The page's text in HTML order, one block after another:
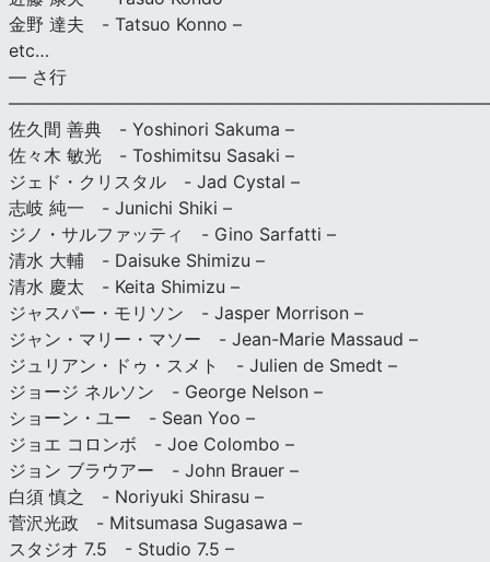
金野 達夫 - Tatsuo Konno –
etc…
— さ行
佐久間 善典 - Yoshinori Sakuma –
佐々木 敏光 - Toshimitsu Sasaki –
ジェド・クリスタル - Jad Cystal –
志岐 純一 - Junichi Shiki –
ジノ・サルファッティ - Gino Sarfatti –
清水 大輔 - Daisuke Shimizu –
清水 慶太 - Keita Shimizu –
ジャスパー・モリソン - Jasper Morrison –
ジャン・マリー・マソー - Jean-Marie Massaud –
ジュリアン・ドゥ・スメト - Julien de Smedt –
ジョージ ネルソン - George Nelson –
ショーン・ユー - Sean Yoo –
ジョエ コロンボ - Joe Colombo –
ジョン ブラウアー - John Brauer –
白須 慎之 - Noriyuki Shirasu –
菅沢光政 - Mitsumasa Sugasawa –
スタジオ 7.5 - Studio 7.5 –